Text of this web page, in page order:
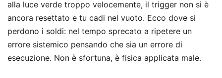
alla luce verde troppo velocemente, il trigger non si è
ancora resettato e tu cadi nel vuoto. Ecco dove si
perdono i soldi: nel tempo sprecato a ripetere un
errore sistemico pensando che sia un errore di
esecuzione. Non è sfortuna, è fisica applicata male.